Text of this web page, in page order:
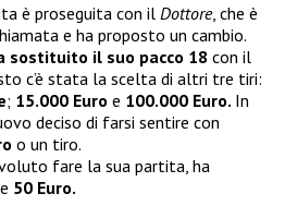
è proseguita con il Dottore, che è
e ha proposto un cambio.
sostituito il suo pacco 18 con il
c’è stata la scelta di altri tre tiri:
; 15.000 Euro e 100.000 Euro. In
deciso di farsi sentire con
o un tiro.
fare la sua partita, ha
50 Euro.